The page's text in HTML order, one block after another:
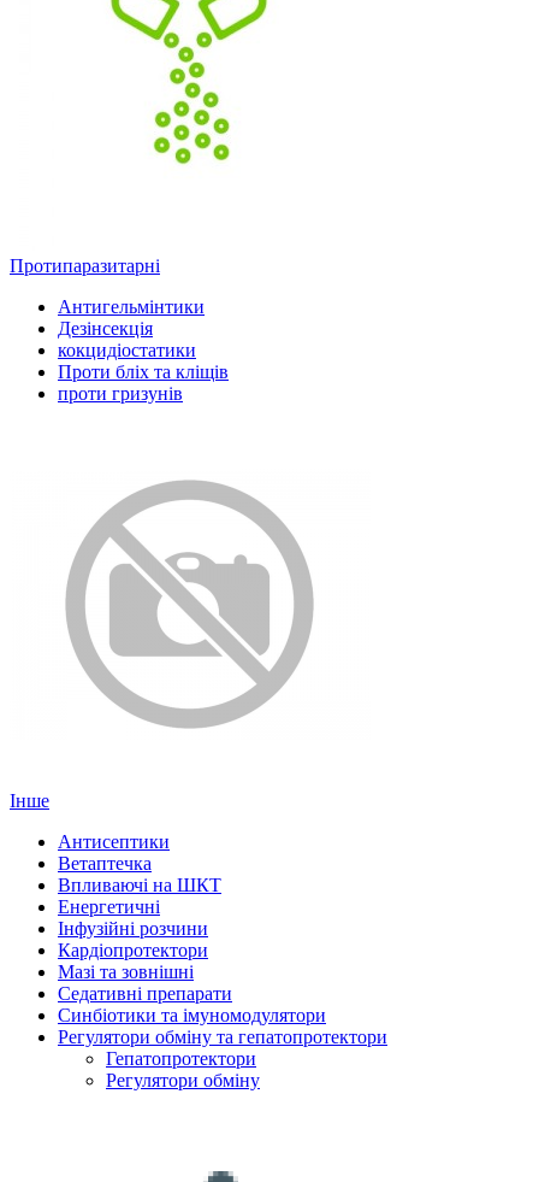
Протипаразитарні
Антигельмінтики
Дезінсекція
кокцидіостатики
Проти бліх та кліщів
проти гризунів
Інше
Антисептики
Ветаптечка
Впливаючі на ШКТ
Енергетичні
Інфузійні розчини
Кардіопротектори
Мазі та зовнішні
Седативні препарати
Синбіотики та імуномодулятори
Регулятори обміну та гепатопротектори
Гепатопротектори
Регулятори обміну